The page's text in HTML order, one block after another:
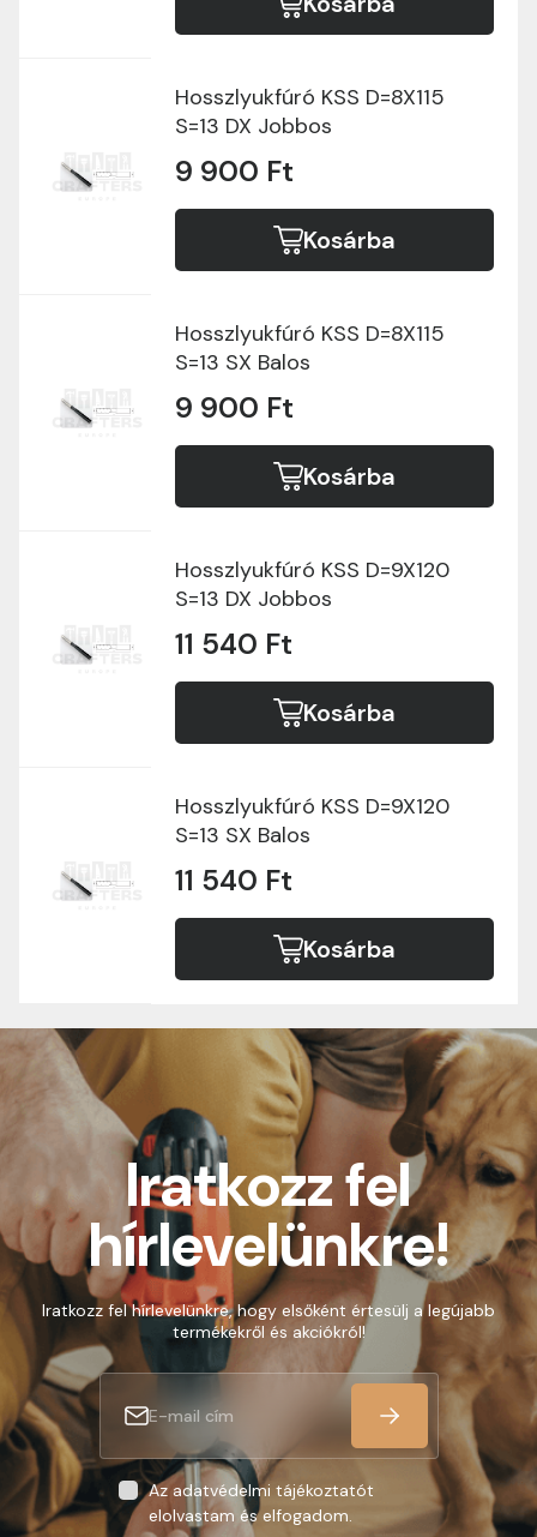
Hosszlyukfúró KSS D=8X115
S=13 DX Jobbos
9 900 Ft
Kosárba
Hosszlyukfúró KSS D=8X115
S=13 SX Balos
9 900 Ft
Kosárba
Hosszlyukfúró KSS D=9X120
S=13 DX Jobbos
11 540 Ft
Kosárba
Hosszlyukfúró KSS D=9X120
S=13 SX Balos
11 540 Ft
Kosárba
Iratkozz fel
hírlevelünkre!
Iratkozz fel hírlevelünkre, hogy elsőként értesülj a legújabb
termékekről és akciókról!
Az adatvédelmi tájékoztatót
elolvastam és elfogadom.